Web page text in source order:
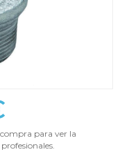
para ver la